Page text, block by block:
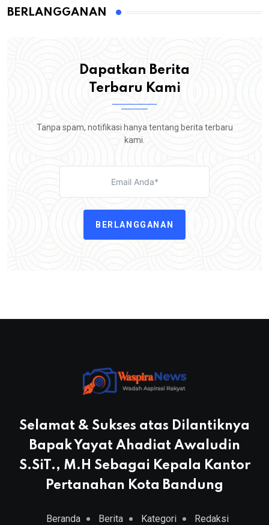
BERLANGGANAN
Dapatkan Berita
Terbaru Kami
Tanpa spam, notifikasi hanya tentang berita terbaru
kami.
BERLANGGANAN
Selamat & Sukses atas Dilantiknya
Bapak Yayat Ahadiat Awaludin
S.SiT., M.H Sebagai Kepala Kantor
Pertanahan Kota Bandung
Beranda Berita Kategori Redaksi